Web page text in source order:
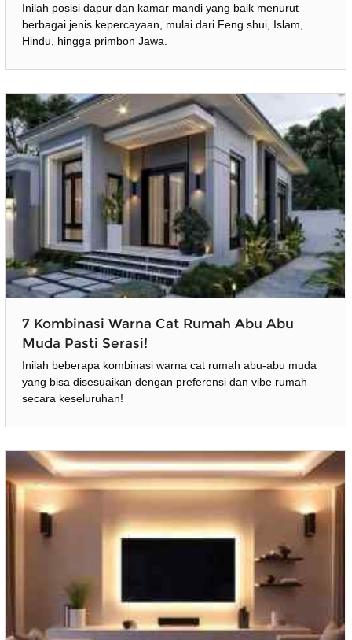
Inilah posisi dapur dan kamar mandi yang baik menurut
berbagai jenis kepercayaan, mulai dari Feng shui, Islam,
Hindu, hingga primbon Jawa.
7 Kombinasi Warna Cat Rumah Abu Abu
Muda Pasti Serasi!
Inilah beberapa kombinasi warna cat rumah abu-abu muda
yang bisa disesuaikan dengan preferensi dan vibe rumah
secara keseluruhan!